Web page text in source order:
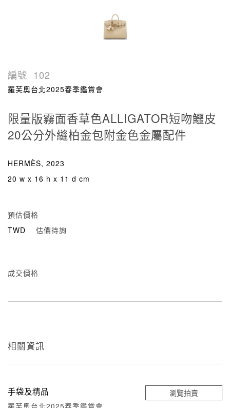
編號 102
羅芙奧台北2025春季鑑賞會
限量版霧面香草色ALLIGATOR短吻鱷皮
20公分外縫柏金包附金色金屬配件
HERMÈS, 2023
20 w x 16 h x 11 d cm
預估價格
TWD
估價待詢
成交價格
相關資訊
手袋及精品
羅芙奧台北2025春季鑑賞會
瀏覽拍賣